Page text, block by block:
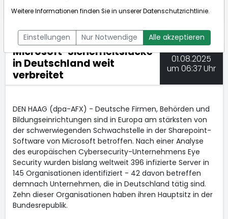
NEWSBOT
Microsoft-Sicherheitslücke
in Deutschland weit
verbreitet
01.08.2025
um 06:37 Uhr
DEN HAAG (dpa-AFX) - Deutsche Firmen, Behörden und
Bildungseinrichtungen sind in Europa am stärksten von
der schwerwiegenden Schwachstelle in der Sharepoint-
Software von Microsoft betroffen. Nach einer Analyse
des europäischen Cybersecurity-Unternehmens Eye
Security wurden bislang weltweit 396 infizierte Server in
145 Organisationen identifiziert - 42 davon betreffen
demnach Unternehmen, die in Deutschland tätig sind.
Zehn dieser Organisationen haben ihren Hauptsitz in der
Bundesrepublik.
Weitere Informationen finden Sie in unsererDatenschutzrichtlinie.
Einstellungen Nur Notwendige Alle akzeptieren